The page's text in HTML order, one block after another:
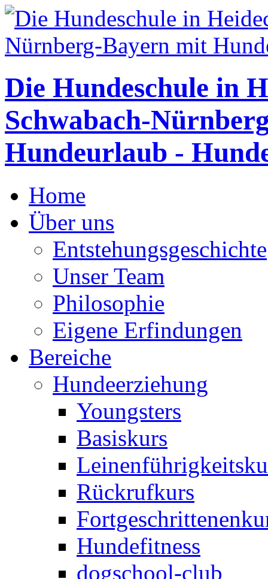
Die Hundeschule in
Schwabach-
Hundeurlaub -
Home
Über uns
Entstehungsgeschichte
Unser Team
Philosophie
Eigene Erfindungen
Bereiche
Hundeerziehung
Youngsters
Basiskurs
Rückrufkurs
Hundefitness
dogschool-club